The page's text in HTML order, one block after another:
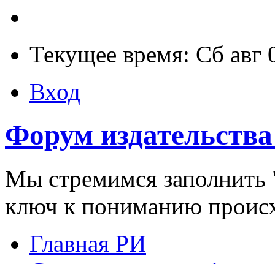
Текущее время: Сб авг
Вход
Форум
Мы стремимся заполнить
ключ к пониманию
Главная РИ